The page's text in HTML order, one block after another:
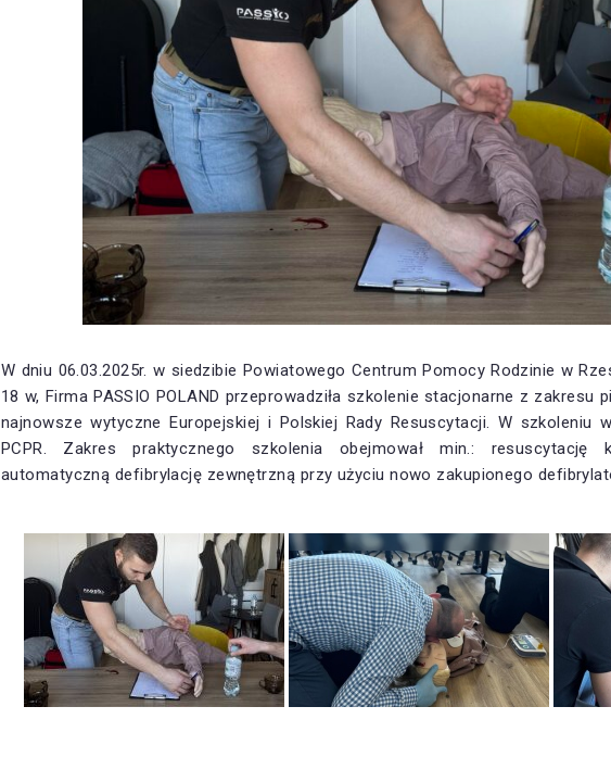
W dniu 06.03.2025r. w siedzibie Powiatowego Centrum Pomocy Rodzinie w
18 w, Firma PASSIO POLAND przeprowadziła szkolenie stacjonarne z zakresu
najnowsze wytyczne Europejskiej i Polskiej Rady Resuscytacji. W szkoleniu
PCPR. Zakres praktycznego szkolenia obejmował min.: resuscytację
automatyczną defibrylację zewnętrzną przy użyciu nowo zakupionego